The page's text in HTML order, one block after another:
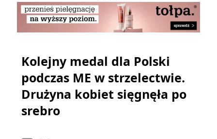
Kolejny medal dla Polski
podczas ME w strzelectwie.
Drużyna kobiet sięgnęła po
srebro